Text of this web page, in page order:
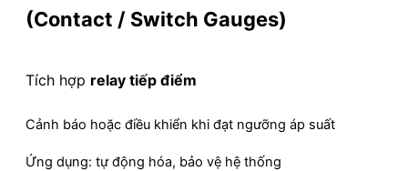
(Contact / Switch Gauges)
Tích hợp relay tiếp điểm
Cảnh báo hoặc điều khiển khi đạt ngưỡng áp suất
Ứng dụng: tự động hóa, bảo vệ hệ thống